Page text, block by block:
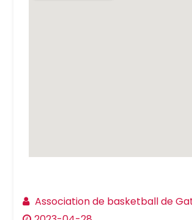
Association de basketball de